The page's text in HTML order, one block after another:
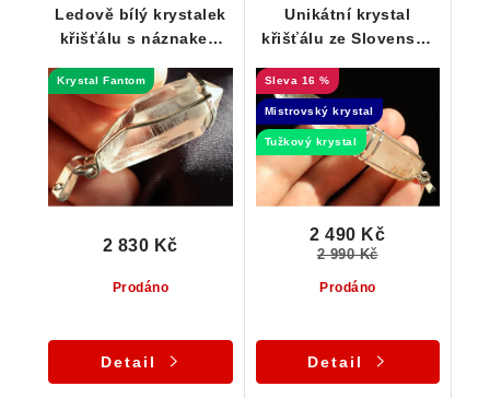
Ledově bílý krystalek
křišťálu s náznakem
Přívěsek
Krystal Fantom
Prodáno
2 830 Kč
Detail
Unikátní krystal
křišťálu ze Slovenska
hůlka
16 %
Mistrovský krystal
Tužkový krystal
Prodáno
2 490 Kč
2 990 Kč
Detail